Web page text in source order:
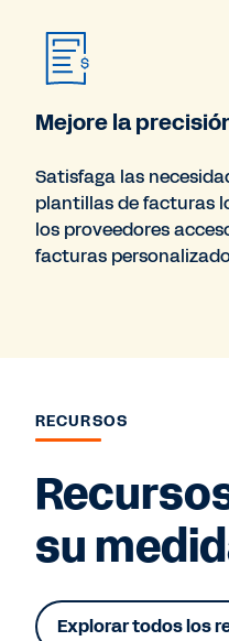
Mejore la
Satisfaga las
plantillas de facturas
los proveedores
facturas
RECURSOS
su
Explorar todos los